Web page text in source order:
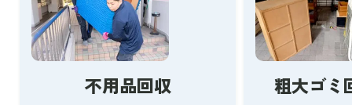
不用品回収 粗大ゴミ